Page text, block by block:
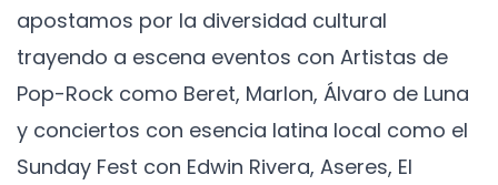
apostamos por la diversidad cultural
trayendo a escena eventos con Artistas de
Pop-Rock como Beret, Marlon, Álvaro de Luna
y conciertos con esencia latina local como el
Sunday Fest con Edwin Rivera, Aseres, El